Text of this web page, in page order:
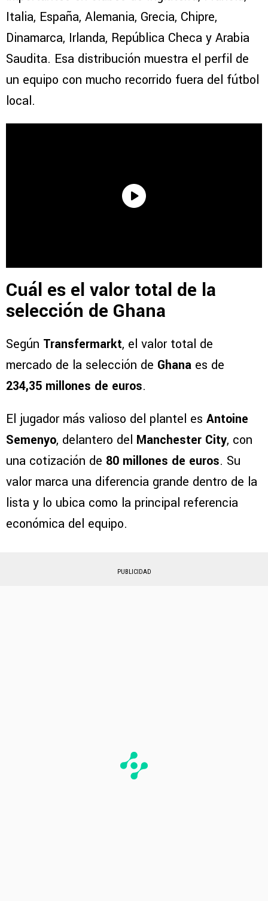
Italia, España, Alemania, Grecia, Chipre,
Dinamarca, Irlanda, República Checa y Arabia
Saudita. Esa distribución muestra el perfil de
un equipo con mucho recorrido fuera del fútbol
local.
Cuál es el valor total de la
selección de Ghana
Según Transfermarkt, el valor total de
mercado de la selección de Ghana es de
234,35 millones de euros.
El jugador más valioso del plantel es Antoine
Semenyo, delantero del Manchester City, con
una cotización de 80 millones de euros. Su
valor marca una diferencia grande dentro de la
lista y lo ubica como la principal referencia
económica del equipo.
PUBLICIDAD